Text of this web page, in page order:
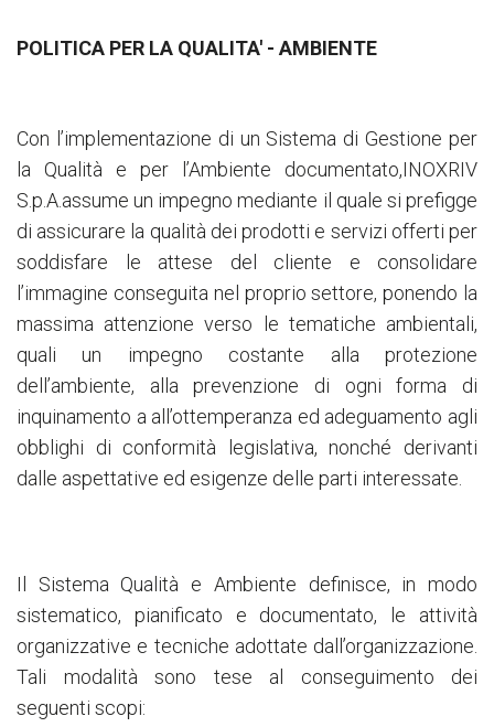
POLITICA PER LA QUALITA' - AMBIENTE
Con l’implementazione di un Sistema di Gestione per
la Qualità e per l’Ambiente documentato,INOXRIV
S.p.A.assume un impegno mediante il quale si prefigge
di assicurare la qualità dei prodotti e servizi offerti per
soddisfare le attese del cliente e consolidare
l’immagine conseguita nel proprio settore, ponendo la
massima attenzione verso le tematiche ambientali,
quali un impegno costante alla protezione
dell’ambiente, alla prevenzione di ogni forma di
inquinamento a all’ottemperanza ed adeguamento agli
obblighi di conformità legislativa, nonché derivanti
dalle aspettative ed esigenze delle parti interessate.
Il Sistema Qualità e Ambiente definisce, in modo
sistematico, pianificato e documentato, le attività
organizzative e tecniche adottate dall’organizzazione.
Tali modalità sono tese al conseguimento dei
seguenti scopi: